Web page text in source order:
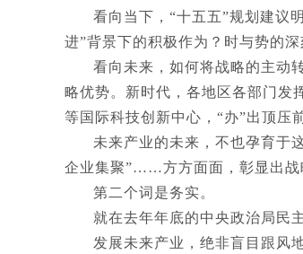
看向当下，“十五五”规划建议
进”背景下的积极作为？时与势的
看向未来，如何将战略的主动
略优势。新时代，各地区各部门发
等国际科技创新中心，“办”出顶
未来产业的未来，不也孕育于
企业集聚”……方方面面，彰显出战
第二个词是务实。
就在去年年底的中央政治局民
发展未来产业，绝非盲目跟风